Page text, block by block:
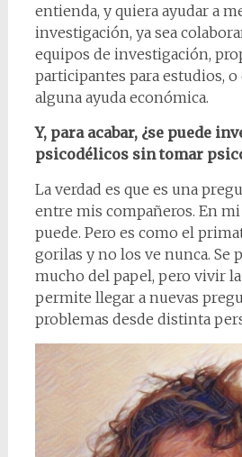
entienda, y quiera ayudar a
investigación, ya sea
equipos de investigación,
participantes para estudios,
alguna ayuda económica.
Y, para acabar, ¿se puede
psicodélicos sin tomar
La verdad es que es una
entre mis compañeros. En
puede. Pero es como el
gorilas y no los ve nunca. Se
mucho del papel, pero vivir
permite llegar a nuevas
problemas desde distinta